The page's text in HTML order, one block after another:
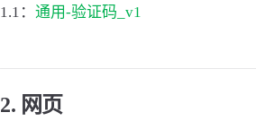
1.1： 通用-验证码_v1
2. 网页